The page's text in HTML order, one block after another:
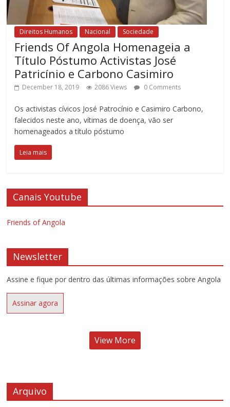
Direitos Humanos Nacional Sociedade
Friends Of Angola Homenageia a
Título Póstumo Activistas José
Patricínio e Carbono Casimiro
December 18, 2019 2086 Views 0 Comments
Os activistas cívicos José Patrocínio e Casimiro Carbono,
falecidos neste ano, vítimas de doença, vão ser
homenageados a título póstumo
Leia mais
Canais Youtube
Friends of Angola
Newsletter
Assine e fique por dentro das últimas informações sobre Angola
Assinar agora
View More
Arquivo